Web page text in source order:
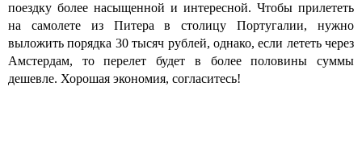
поездку более насыщенной и интересной. Чтобы прилететь
на самолете из Питера в столицу Португалии, нужно
выложить порядка 30 тысяч рублей, однако, если лететь через
Амстердам, то перелет будет в более половины суммы
дешевле. Хорошая экономия, согласитесь!